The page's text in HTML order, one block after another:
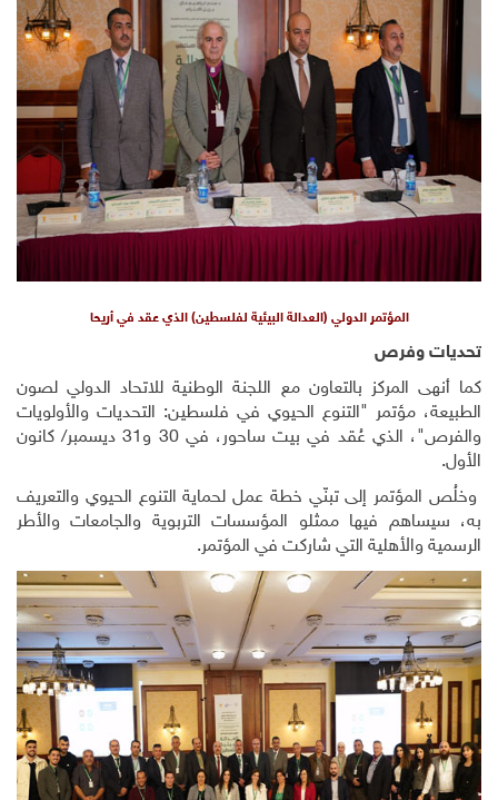
المؤتمر الدولي (العدالة البيئية لفلسطين) الذي عقد في أريحا
تحديات وفرص
كما أنهى المركز بالتعاون مع اللجنة الوطنية للاتحاد الدولي لصون
الطبيعة، مؤتمر "التنوع الحيوي في فلسطين: التحديات والأولويات
والفرص"، الذي عُقد في بيت ساحور، في 30 و31 ديسمبر/ كانون
الأول.
وخلُص المؤتمر إلى تبنّي خطة عمل لحماية التنوع الحيوي والتعريف
به، سيساهم فيها ممثلو المؤسسات التربوية والجامعات والأطر
الرسمية والأهلية التي شاركت في المؤتمر.